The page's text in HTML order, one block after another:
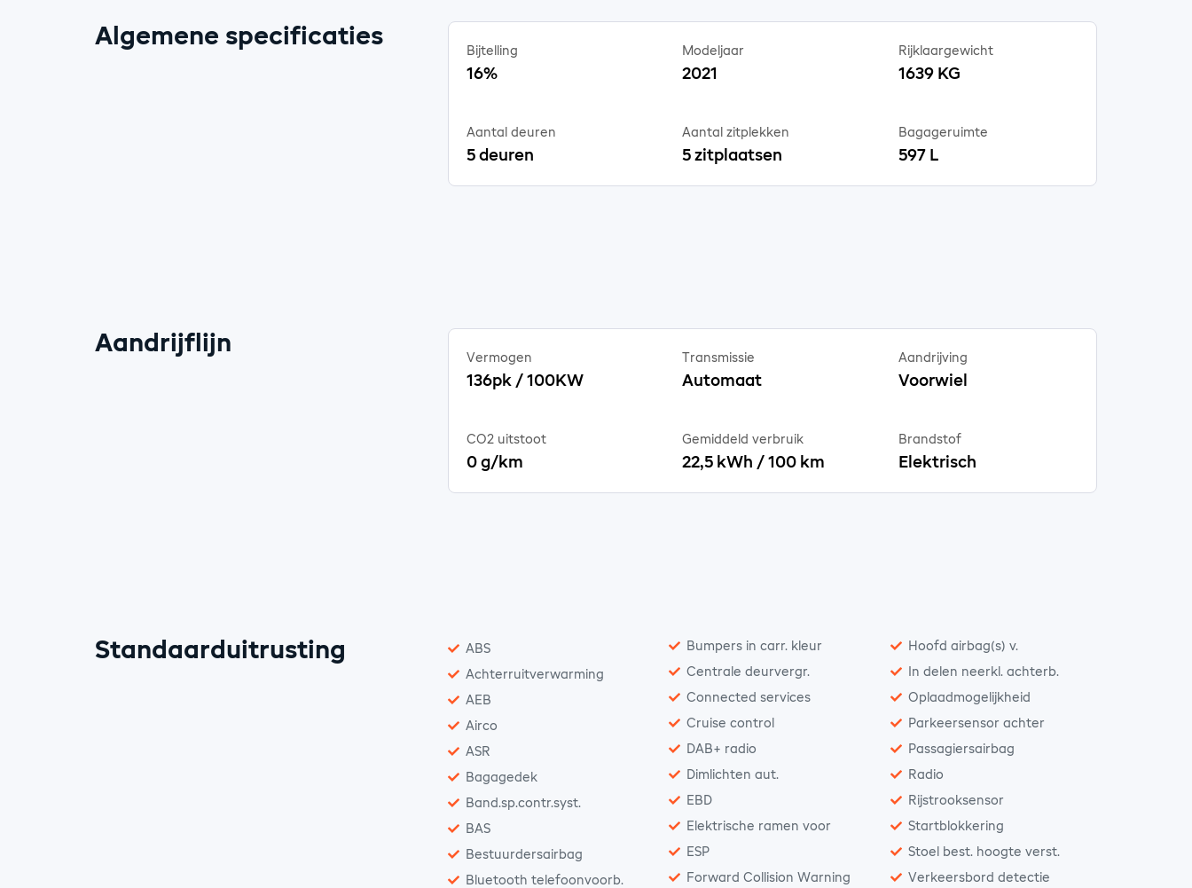
Algemene specificaties
Bijtelling
16%
Modeljaar
2021
Rijklaargewicht
1639 KG
Aantal deuren
5 deuren
Aantal zitplekken
5 zitplaatsen
Bagageruimte
597 L
Aandrijflijn
Vermogen
136pk / 100KW
Transmissie
Automaat
Aandrijving
Voorwiel
CO2 uitstoot
0 g/km
Gemiddeld verbruik
22,5 kWh / 100 km
Brandstof
Elektrisch
Standaarduitrusting ABS
Achterruitverwarming
AEB
Airco
ASR
Bagagedek
Band.sp.contr.syst.
BAS
Bestuurdersairbag
Bluetooth telefoonvoorb.
Bumpers in carr. kleur
Centrale deurvergr.
Connected services
Cruise control
DAB+ radio
Dimlichten aut.
EBD
Elektrische ramen voor
ESP
Forward Collision Warning
Hoofd airbag(s) v.
In delen neerkl. achterb.
Oplaadmogelijkheid
Parkeersensor achter
Passagiersairbag
Radio
Rijstrooksensor
Startblokkering
Stoel best. hoogte verst.
Verkeersbord detectie